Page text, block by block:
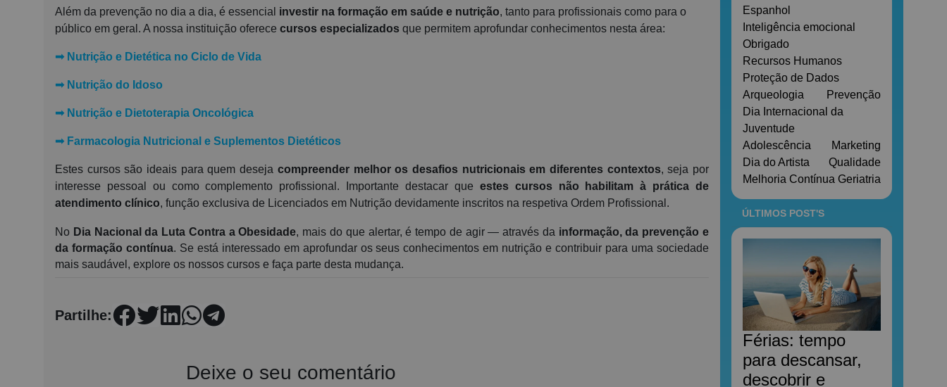
Espanhol
Inteligência emocional
Obrigado
Recursos Humanos
Proteção de Dados
Arqueologia
Prevenção
Dia Internacional da
Juventude
Adolescência
Marketing
Dia do Artista
Qualidade
Melhoria Contínua Geriatria
ÚLTIMOS POST'S
Férias: tempo
para descansar,
descobrir e
Além da prevenção no dia a dia, é essencial investir na formação em saúde e nutrição, tanto para profissionais como para o
público em geral. A nossa instituição oferece cursos especializados que permitem aprofundar conhecimentos nesta área:
➟ Nutrição e Dietética no Ciclo de Vida
➟ Nutrição do Idoso
➟ Nutrição e Dietoterapia Oncológica
➟ Farmacologia Nutricional e Suplementos Dietéticos
Estes cursos são ideais para quem deseja compreender melhor os desafios nutricionais em diferentes contextos, seja por
interesse pessoal ou como complemento profissional. Importante destacar que estes cursos não habilitam à prática de
atendimento clínico, função exclusiva de Licenciados em Nutrição devidamente inscritos na respetiva Ordem Profissional.
No Dia Nacional da Luta Contra a Obesidade, mais do que alertar, é tempo de agir — através da informação, da prevenção e
da formação contínua. Se está interessado em aprofundar os seus conhecimentos em nutrição e contribuir para uma sociedade
mais saudável, explore os nossos cursos e faça parte desta mudança.
Partilhe:
Deixe o seu comentário